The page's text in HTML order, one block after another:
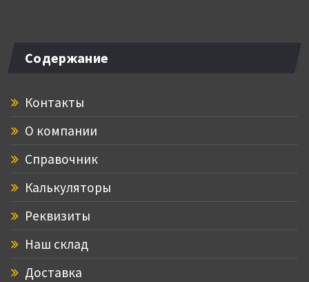
Содержание
Контакты
О компании
Справочник
Калькуляторы
Реквизиты
Наш склад
Доставка